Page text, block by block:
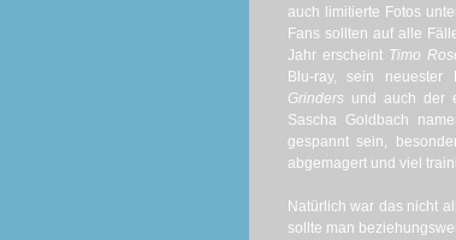
auch limitierte Fotos
Fans sollten auf alle
Jahr erscheint Timo
Blu-ray, sein
Grindersund auch der
Sascha Goldbach
gespannt sein,
abgemagert und viel
Natürlich war das nicht
sollte man